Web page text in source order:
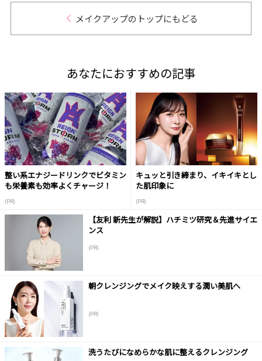
メイクアップのトップにもどる
あなたにおすすめの記事
整い系エナジードリンクでビタミン
も栄養素も効率よくチャージ！
(PR)
キュッと引き締まり、イキイキとし
た肌印象に
(PR)
【友利 新先生が解説】ハチミツ研究＆先進サイエ
ンス
(PR)
朝クレンジングでメイク映えする潤い美肌へ
(PR)
洗うたびになめらかな肌に整えるクレンジング